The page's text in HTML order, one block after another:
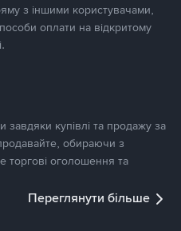
з іншими користувачами,
оплати на відкритому
завдяки купівлі та продажу за
обираючи з
торгові оголошення та
Переглянути більше